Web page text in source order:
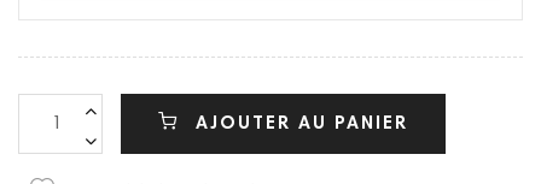
AJOUTER AU PANIER